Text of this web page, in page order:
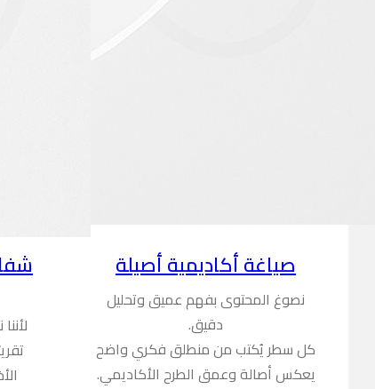
صياغة أكاديمية أصيلة
نصوغ المحتوى بفهم عميق وتحليل
دقيق.
كل سطر يُكتب من منطلق فكري واضح
يعكس أصالة وعمق الطرح الأكاديمي.